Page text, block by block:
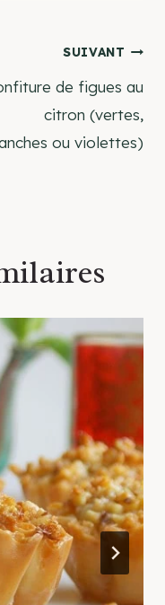
SUIVANT
de figues au
citron (vertes,
ou violettes)